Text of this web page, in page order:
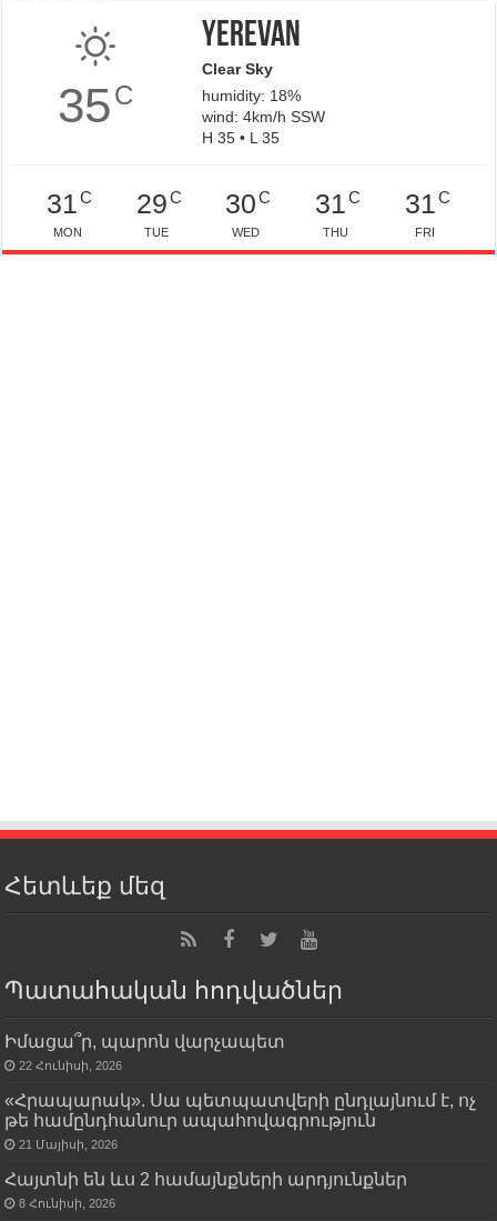
35C
Yerevan
Clear Sky
humidity: 18%
wind: 4km/h SSW
H 35 • L 35
31C
MON
29C
TUE
30 C
WED
31C
THU
31C
FRI
Հետևեք մեզ
Պատահական հոդվածներ
Իմացա՞ր, պարոն վարչապետ
22 Հունիսի, 2026
«Հրապարակ». Սա պետպատվերի ընդլայնում է, ոչ
թե համընդհանուր ապահովագրություն
21 Մայիսի, 2026
Հայտնի են ևս 2 համայնքների արդյունքներ
8 Հունիսի, 2026